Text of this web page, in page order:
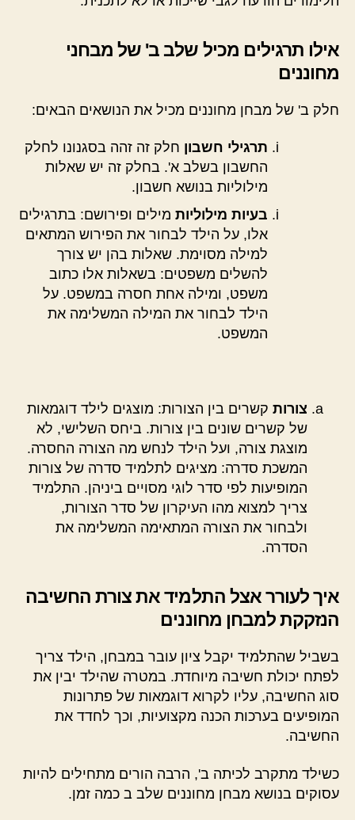
אילו תרגילים מכיל שלב ב' של מבחני
מחוננים
חלק ב' של מבחן מחוננים מכיל את הנושאים הבאים:
תרגילי חשבון חלק זה זהה בסגנונו לחלק
החשבון בשלב א'. בחלק זה יש שאלות
מילוליות בנושא חשבון.
בעיות מילוליות מילים ופירושם: בתרגילים
אלו, על הילד לבחור את הפירוש המתאים
למילה מסוימת. שאלות בהן יש צורך
להשלים משפטים: בשאלות אלו כתוב
משפט, ומילה אחת חסרה במשפט. על
הילד לבחור את המילה המשלימה את
המשפט.
צורות קשרים בין הצורות: מוצגים לילד דוגמאות
של קשרים שונים בין צורות. ביחס השלישי, לא
מוצגת צורה, ועל הילד לנחש מה הצורה החסרה.
המשכת סדרה: מציגים לתלמיד סדרה של צורות
המופיעות לפי סדר לוגי מסויים ביניהן. התלמיד
צריך למצוא מהו העיקרון של סדר הצורות,
ולבחור את הצורה המתאימה המשלימה את
הסדרה.
איך לעורר אצל התלמיד את צורת החשיבה
הנזקקת למבחן מחוננים
בשביל שהתלמיד יקבל ציון עובר במבחן, הילד צריך
לפתח יכולת חשיבה מיוחדת. במטרה שהילד יבין את
סוג החשיבה, עליו לקרוא דוגמאות של פתרונות
המופיעים בערכות הכנה מקצועיות, וכך לחדד את
החשיבה.
כשילד מתקרב לכיתה ב', הרבה הורים מתחילים להיות
עסוקים בנושא מבחן מחוננים שלב ב כמה זמן.